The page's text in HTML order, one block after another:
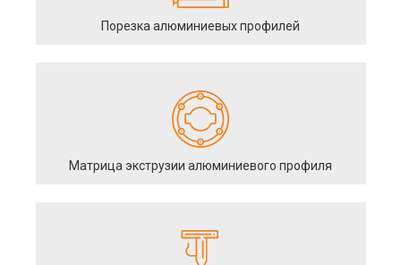
Порезка алюминиевых профилей
Матрица экструзии алюминиевого профиля